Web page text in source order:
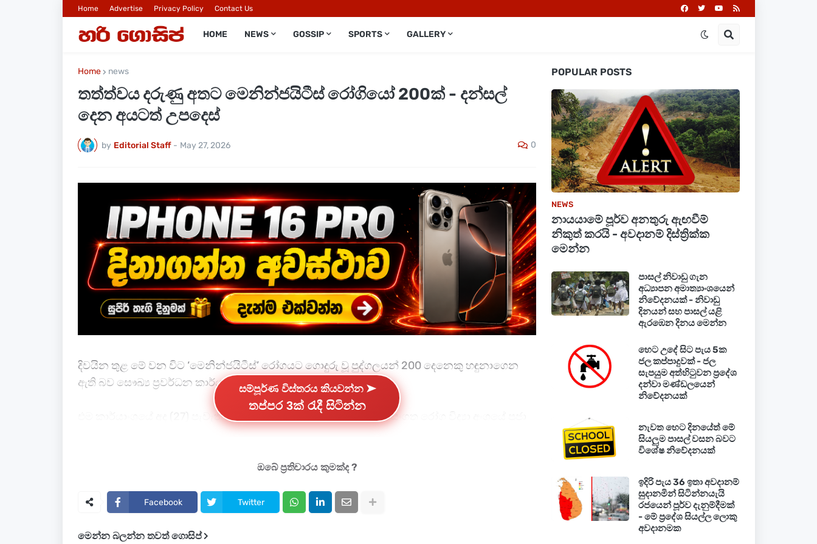
Home Advertise Privacy Policy Contact Us
HOME NEWS GOSSIP SPORTS GALLERY
Home news
තත්ත්වය දරුණු අතට මෙනින්ජයිටීස් රෝගියෝ 200ක් - දන්සල්
දෙන අයටත් උපදෙස්
by Editorial Staff - May 27, 2026 0
දිවයින තුළ මේ වන විට ‘මෙනින්ජයිටීස්’ රෝගයට ගොදුරු වූ පුද්ගලයන් 200 දෙනෙකු හඳුනාගෙන
ඇති බව සෞඛ්‍ය ප්‍රවර්ධන කාර්යාංශය නිවේදනය කරයි.
එම කාර්යාංශයේ අද (27) පැවැති විශේෂ මාධ්‍ය හමුවකට එක්වෙමින් වසංගත රෝග විද්‍යා අංශයේ ප්‍රජා
සෞඛ්‍ය විශේෂඥ වෛද්‍ය තුෂානි දාබරේරා මහත්මිය ප්‍රකාශ කළේ, දිස්ත්‍රික්ක හතරක් ආශ්‍රිතව රෝගීන්
ශරීරයේ යම් අසනීප ලක්ෂණයක් මතු වුවහොත් වහාම වෛද්‍ය උපදෙස් පැතිය යුතු බව ඇය අවධාරණය
සම්පූර්ණ විස්තරය කියවන්න ➤
තප්පර 3ක් රැදී සිටින්න
ඔබේ ප්‍රතිචාරය කුමක්ද ?
Facebook Twitter
මෙන්න බලන්න තවත් ගොසිප්
POPULAR POSTS
NEWS
නායයාමේ පූර්ව අනතුරු ඇඟවීම්
නිකුත් කරයි - අවදානම් දිස්ත්‍රික්ක
මෙන්න
පාසල් නිවාඩු ගැන
අධ්‍යාපන අමාත්‍යාංශයෙන්
නිවේදනයක් - නිවාඩු
දිනයන් සහ පාසල් යළි
ඇරඹෙන දිනය මෙන්න
හෙට උදේ සිට පැය 5ක
ජල කප්පාදුවක් - ජල
සැපයුම අත්හිටුවන ප්‍රදේශ
දන්වා මණ්ඩලයෙන්
නිවේදනයක්
නැවත හෙට දිනයේත් මේ
සියලුම පාසල් වසන බවට
විශේෂ නිවේදනයක්
ඉදිරි පැය 36 ඉතා අවදානම්
සුදානමින් සිටින්නයැයි
රජයෙන් පූර්ව දැනුම්දීමක්
- මේ ප්‍රදේශ සියල්ල ලොකු
අවදානමක